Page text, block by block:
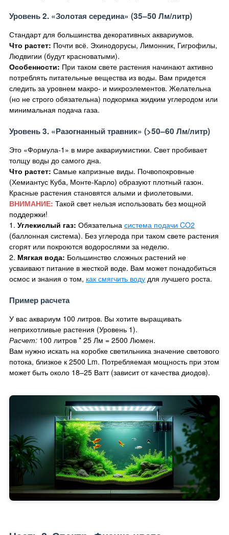
Уровень 2. «Золотая середина» (35–50 Лм/литр)
Стандарт для большинства декоративных аквариумов.
Что растет: Почти всё. Эхинодорусы, Лимонник, Гигрофилы,
Людвигии (будут красноватыми).
Особенности: При таком свете растения начинают активно
потреблять питательные вещества из воды. Вам придется
следить за уровнем макро- и микроэлементов. Желательна
(но не строго обязательна) подкормка жидким углеродом или
минимальная подача газа.
Уровень 3. «Разогнанный травник» (>50–60 Лм/литр)
Это «Формула-1» в мире аквариумистики. Свет пробивает
толщу воды до самого дна.
Что растет: Самые капризные виды. Почвопокровные
(Хемиантус Куба, Монте-Карло) образуют плотный газон.
Красные растения становятся алыми и фиолетовыми.
ВНИМАНИЕ: Такой свет нельзя использовать без мощной
поддержки!
1. Углекислый газ: Обязательна система подачи CO2
(баллонная система). Без углерода при таком свете растения
сгорят или покроются водорослями за неделю.
2. Мягкая вода: Большинство сложных растений не
усваивают питание в жесткой воде. Вам может понадобиться
осмос и знания о том, как смягчить воду для лучшего роста.
Пример расчета
У вас аквариум 100 литров. Вы хотите выращивать
неприхотливые растения (Уровень 1).
Расчет: 100 литров * 25 Лм = 2500 Люмен.
Вам нужно искать на коробке светильника значение светового
потока, близкое к 2500 Lm. Потребляемая мощность при этом
может быть около 18–25 Ватт (зависит от качества диодов).